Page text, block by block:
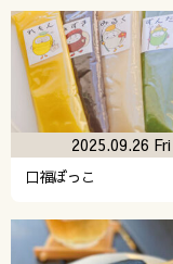
口福ぼっこ
2025.09.26 Fri